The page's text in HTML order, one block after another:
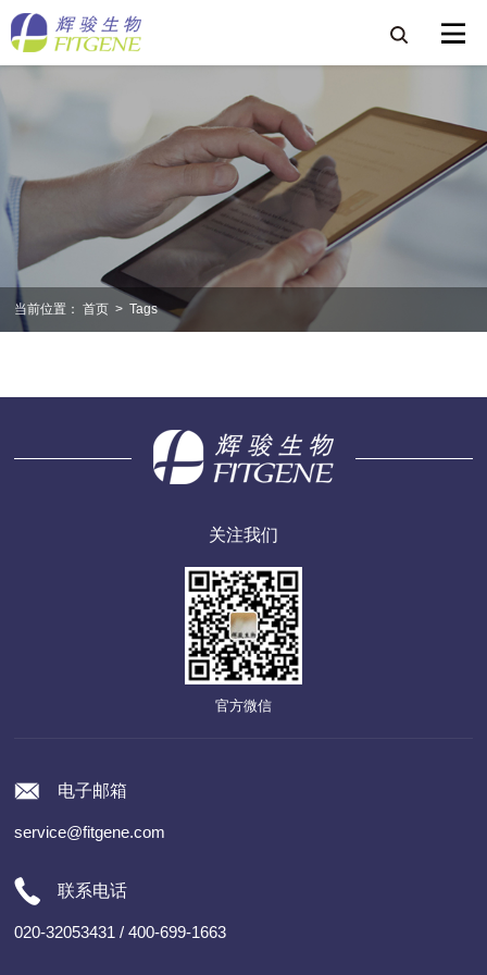
当前位置： 首页 > Tags
关注我们
官方微信
电子邮箱
service@fitgene.com
联系电话
020-32053431 / 400-699-1663